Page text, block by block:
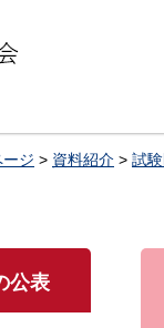
ジ > 資料紹介 > 試
公表